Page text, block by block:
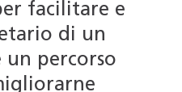
facilitare e
di un
percorso